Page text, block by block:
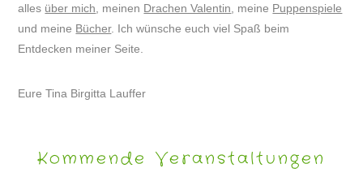
alles über mich , meinen Drachen Valentin , meine Puppenspiele
und meine Bücher. Ich wünsche euch viel Spaß beim
Entdecken meiner Seite.
Eure Tina Birgitta Lauffer
Kommende Veranstaltungen